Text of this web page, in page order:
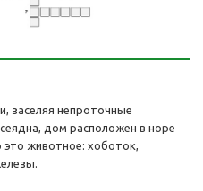
заселяя непроточные
дом расположен в норе
это животное: хоботок,